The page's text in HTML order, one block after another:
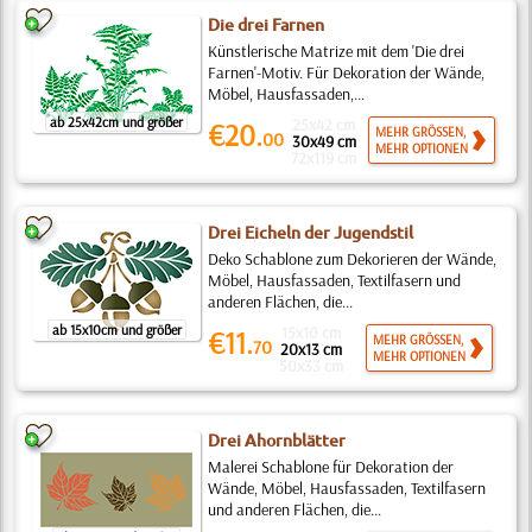
ab 25x42cm und größer
Die drei Farnen
Künstlerische Matrize mit dem 'Die drei
Farnen'-Motiv. Für Dekoration der Wände,
Möbel, Hausfassaden,...
€20.00 30x49 cm
MEHR GRÖSSEN,
MEHR OPTIONEN
ab 15x10cm und größer
Drei Eicheln der Jugendstil
Deko Schablone zum Dekorieren der Wände,
Möbel, Hausfassaden, Textilfasern und
anderen Flächen, die...
€11.70 20x13 cm
MEHR GRÖSSEN,
MEHR OPTIONEN
Drei Ahornblätter
Malerei Schablone für Dekoration der
Wände, Möbel, Hausfassaden, Textilfasern
und anderen Flächen, die...